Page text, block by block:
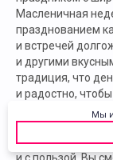
Масленичная
празднованием
и встречей
и другими
традиция, что
и радостно,
Желаете
Экскурсионное
и с пользой. Вы
Мы